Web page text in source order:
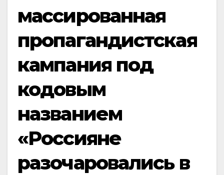
массированная
пропагандистская
кампания под
кодовым
названием
«Россияне
разочаровались в